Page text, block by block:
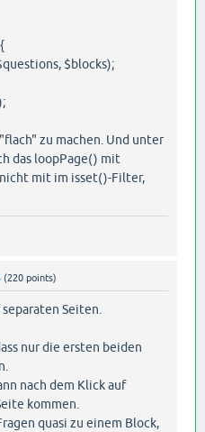
$blocks);
zu machen. Und unter
das loopPage() mit
mit im isset()-Filter,
(220 points)
Seiten.
nur die ersten beiden
nach dem Klick auf
kommen.
quasi zu einem Block,